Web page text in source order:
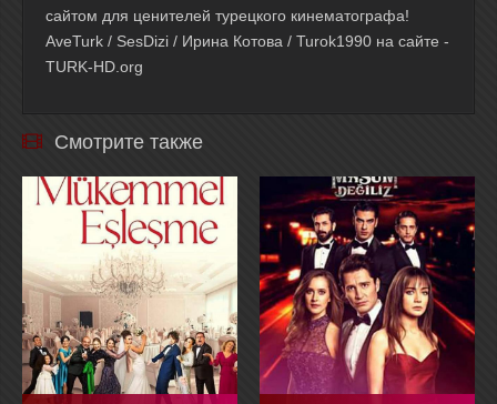
сайтом для ценителей турецкого кинематографа!
AveTurk / SesDizi / Ирина Котова / Turok1990 на сайте -
TURK-HD.org
Смотрите также